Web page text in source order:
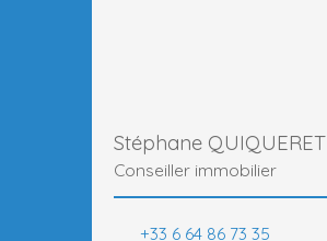
Stéphane QUIQUERET
Conseiller immobilier
+33 6 64 86 73 35